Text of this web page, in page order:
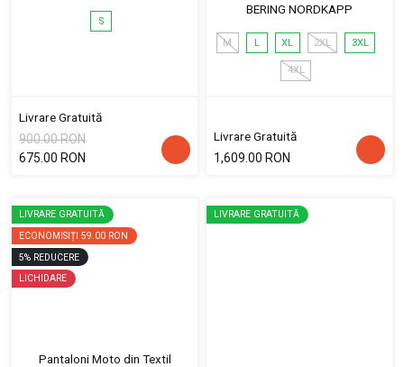
S
Livrare Gratuită
900.00 RON
675.00 RON
BERING NORDKAPP
M L XL 2XL 3XL
4XL
Livrare Gratuită
1,609.00 RON
LIVRARE GRATUITĂ
ECONOMISIȚI 59.00 RON
5% REDUCERE
LICHIDARE
Pantaloni Moto din Textil
LIVRARE GRATUITĂ